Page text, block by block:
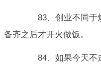
83、创业不同于
备齐之后才开火做饭。
84、如果今天不走